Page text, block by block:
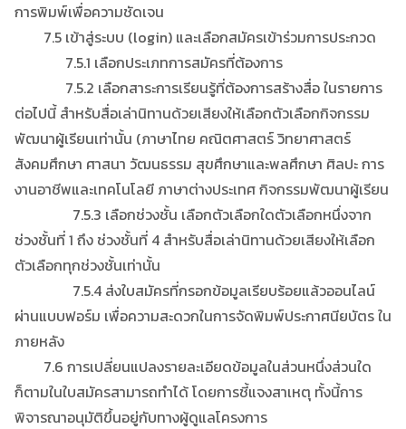
การพิมพ์เพื่อความชัดเจน
7.5 เข้าสู่ระบบ (login) และเลือกสมัครเข้าร่วมการประกวด
7.5.1 เลือกประเภทการสมัครที่ต้องการ
7.5.2 เลือกสาระการเรียนรู้ที่ต้องการสร้างสื่อ ในรายการ
ต่อไปนี้ สำหรับสื่อเล่านิทานด้วยเสียงให้เลือกตัวเลือกกิจกรรม
พัฒนาผู้เรียนเท่านั้น (ภาษาไทย คณิตศาสตร์ วิทยาศาสตร์
สังคมศึกษา ศาสนา วัฒนธรรม สุขศึกษาและพลศึกษา ศิลปะ การ
งานอาชีพและเทคโนโลยี ภาษาต่างประเทศ กิจกรรมพัฒนาผู้เรียน
7.5.3 เลือกช่วงชั้น เลือกตัวเลือกใดตัวเลือกหนึ่งจาก
ช่วงชั้นที่ 1 ถึง ช่วงชั้นที่ 4 สำหรับสื่อเล่านิทานด้วยเสียงให้เลือก
ตัวเลือกทุกช่วงชั้นเท่านั้น
7.5.4 ส่งใบสมัครที่กรอกข้อมูลเรียบร้อยแล้วออนไลน์
ผ่านแบบฟอร์ม เพื่อความสะดวกในการจัดพิมพ์ประกาศนียบัตร ใน
ภายหลัง
7.6 การเปลี่ยนแปลงรายละเอียดข้อมูลในส่วนหนึ่งส่วนใด
ก็ตามในใบสมัครสามารถทำได้ โดยการชี้แจงสาเหตุ ทั้งนี้การ
พิจารณาอนุมัติขึ้นอยู่กับทางผู้ดูแลโครงการ